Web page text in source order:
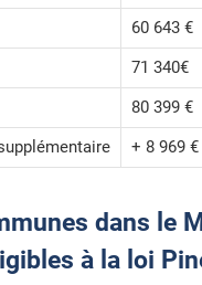
60 643 €
71 340€
80 399 €
+ 8 969 €
dans le
à la loi